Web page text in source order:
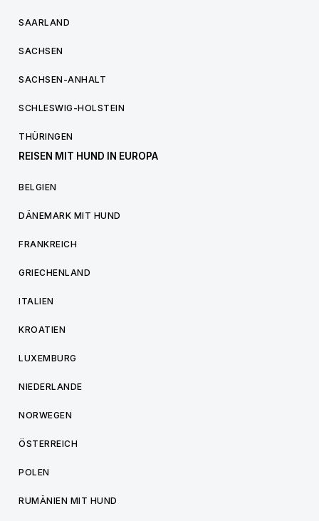
SAARLAND
SACHSEN
SACHSEN-ANHALT
SCHLESWIG-HOLSTEIN
THÜRINGEN
REISEN MIT HUND IN EUROPA
BELGIEN
DÄNEMARK MIT HUND
FRANKREICH
GRIECHENLAND
ITALIEN
KROATIEN
LUXEMBURG
NIEDERLANDE
NORWEGEN
ÖSTERREICH
POLEN
RUMÄNIEN MIT HUND